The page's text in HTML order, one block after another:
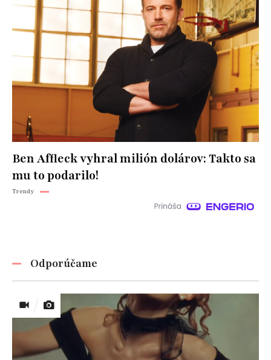
Ben Affleck vyhral milión dolárov: Takto sa
mu to podarilo!
Trendy
Odporúčame